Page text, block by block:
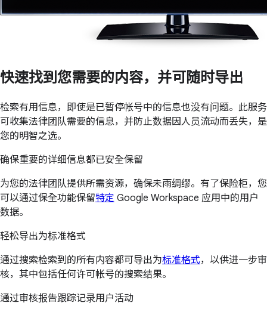
快速找到您需要的内容，并可随时导出
检索有用信息，即使是已暂停帐号中的信息也没有问题。此服务
可收集法律团队需要的信息，并防止数据因人员流动而丢失，是
您的明智之选。
确保重要的详细信息都已安全保留
为您的法律团队提供所需资源，确保未雨绸缪。有了保险柜，您
可以通过保全功能保留特定 Google Workspace 应用中的用户
数据。
轻松导出为标准格式
通过搜索检索到的所有内容都可导出为标准格式，以供进一步审
核，其中包括任何许可帐号的搜索结果。
通过审核报告跟踪记录用户活动